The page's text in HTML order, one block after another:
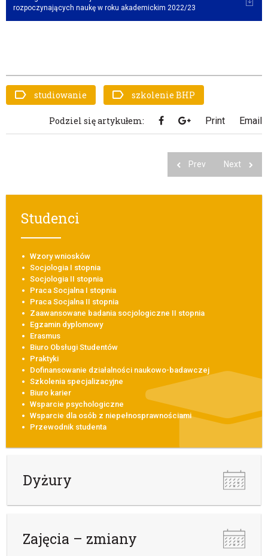
rozpoczynających naukę w roku akademickim 2022/23
studiowanie szkolenie BHP
Podziel się artykułem: Print Email
Prev Next
Studenci
Wzory wniosków
Socjologia I stopnia
Socjologia II stopnia
Praca Socjalna I stopnia
Praca Socjalna II stopnia
Zaawansowane badania socjologiczne II stopnia
Egzamin dyplomowy
Erasmus
Biuro Obsługi Studentów
Praktyki
Dofinansowanie działalności naukowo-badawczej
Szkolenia specjalizacyjne
Biuro karier
Wsparcie psychologiczne
Wsparcie dla osób z niepełnosprawnościami
Przewodnik studenta
Dyżury
Zajęcia – zmiany